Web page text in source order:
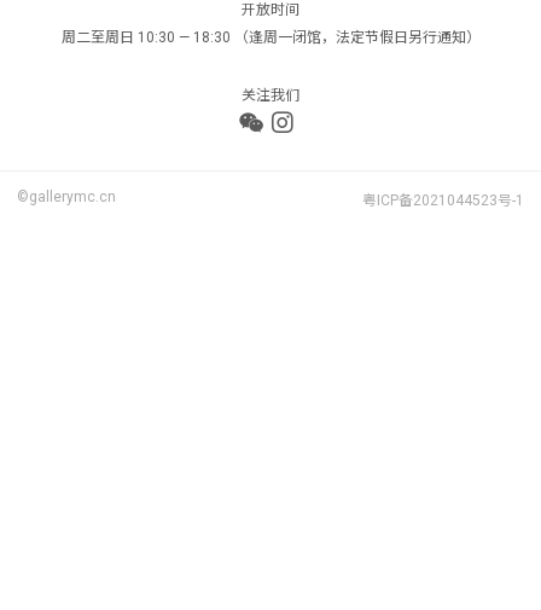
开放时间
周二至周日 10:30 — 18:30 （逢周一闭馆，法定节假日另行通知）
关注我们
©gallerymc.cn 粤ICP备2021044523号-1